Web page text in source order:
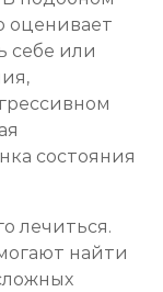
оценивает
себе или
состояния
лечиться.
найти